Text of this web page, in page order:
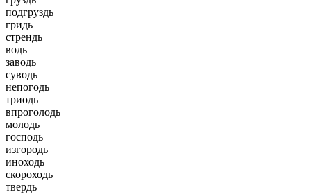
подгруздь
гридь
стрендь
водь
заводь
суводь
непогодь
триодь
впроголодь
молодь
господь
изгородь
иноходь
скороходь
твердь